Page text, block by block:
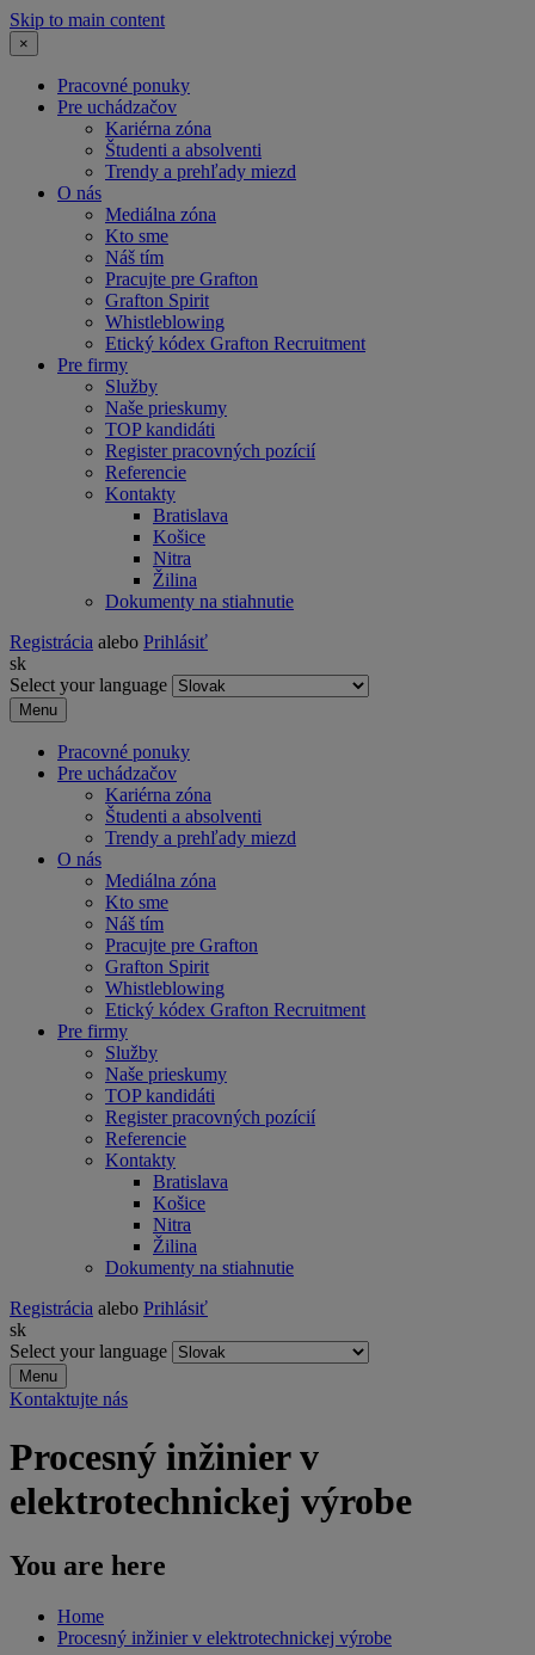
Skip to main content
×
Pracovné ponuky
Pre uchádzačov
Kariérna zóna
Študenti a absolventi
Trendy a prehľady miezd
O nás
Mediálna zóna
Kto sme
Náš tím
Pracujte pre Grafton
Grafton Spirit
Whistleblowing
Etický kódex Grafton Recruitment
Pre firmy
Služby
Naše prieskumy
TOP kandidáti
Register pracovných pozícií
Referencie
Kontakty
Bratislava
Košice
Nitra
Žilina
Dokumenty na stiahnutie
Registrácia alebo Prihlásiť
sk
Select your language
Menu
Pracovné ponuky
Pre uchádzačov
Kariérna zóna
Študenti a absolventi
Trendy a prehľady miezd
O nás
Mediálna zóna
Kto sme
Náš tím
Pracujte pre Grafton
Grafton Spirit
Whistleblowing
Etický kódex Grafton Recruitment
Pre firmy
Služby
Naše prieskumy
TOP kandidáti
Register pracovných pozícií
Referencie
Kontakty
Bratislava
Košice
Nitra
Žilina
Dokumenty na stiahnutie
Registrácia alebo Prihlásiť
sk
Select your language
Menu
Kontaktujte nás
Procesný inžinier v
elektrotechnickej výrobe
You are here
Home
Procesný inžinier v elektrotechnickej výrobe